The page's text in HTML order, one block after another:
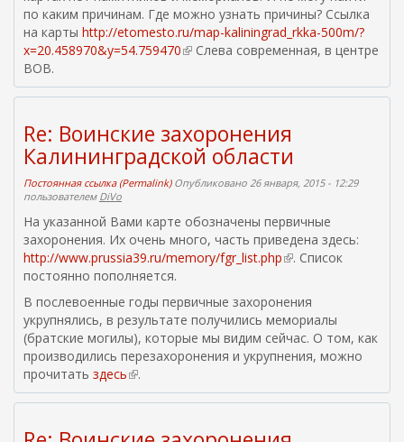
)
по каким причинам. Где можно узнать причины? Ссылка
на карты http://etomesto.ru/map-kaliningrad_rkka-500m/?
x=20.458970&y=54.759470(
н
н
я
я
ы
л
к
)
Слева современная, в центре
ВОВ.
Re: Воинские захоронения
Калининградской области
Постоянная ссылка (Permalink)Опубликовано 26 января, 2015 - 12:29
пользователем DiVo
На указанной Вами карте обозначены первичные
захоронения. Их очень много, часть приведена здесь:
http://www.prussia39.ru/memory/fgr_list.php(
е
ш
н
я
с
ы
. Список
постоянно пополняется.
В послевоенные годы первичные захоронения
укрупнялись, в результате получились мемориалы
(братские могилы), которые мы видим сейчас. О том, как
производились перезахоронения и укрупнения, можно
прочитать здесь(
в
.